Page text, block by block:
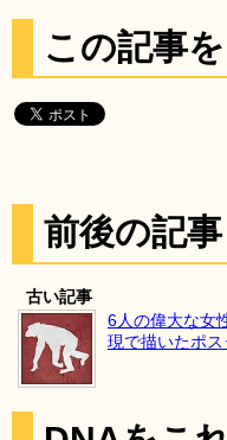
この記事
前後の記事
古い記事
6人の偉大な女
現で描いたポス